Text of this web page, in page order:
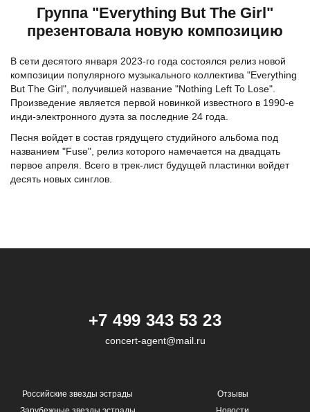
Группа "Everything But The Girl"
презентовала новую композицию
В сети десятого января 2023-го года состоялся релиз новой
композиции популярного музыкального коллектива "Everything
But The Girl", получившей название "Nothing Left To Lose".
Произведение является первой новинкой известного в 1990-е
инди-электронного дуэта за последние 24 года.
Песня войдет в состав грядущего студийного альбома под
названием "Fuse", релиз которого намечается на двадцать
первое апреля. Всего в трек-лист будущей пластинки войдет
десять новых синглов.
+7 499 343 53 23
concert-agent@mail.ru
Российские звезды эстрады
Отзывы